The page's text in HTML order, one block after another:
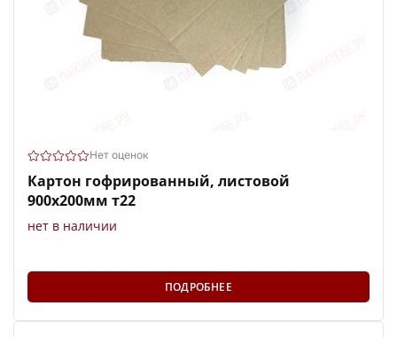
Нет оценок
Картон гофрированный, листовой
900х200мм т22
нет в наличии
ПОДРОБНЕЕ